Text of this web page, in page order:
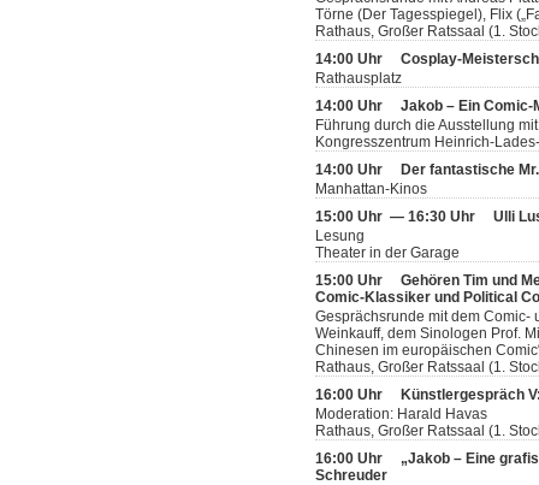
Törne (Der Tagesspiegel), Flix
Rathaus, Großer Ratssaal (1.
14:00 Uhr Cosplay-
Rathausplatz
14:00 Uhr Jakob – Ein Comic-
Führung durch die Ausstellung
Kongresszentrum Heinrich-
14:00 Uhr
Der fantastische
Manhattan-Kinos
15:00 Uhr — 16:30 Uhr Ulli
Lesung
Theater in der Garage
15:00 Uhr Gehören Tim und
Comic-Klassiker und Political
Gesprächsrunde mit dem Comic-
Weinkauff, dem Sinologen Prof.
Chinesen im europäischen
Rathaus, Großer Ratssaal (1.
16:00 Uhr
Künstlergespräch
Moderation: Harald Havas
Rathaus, Großer Ratssaal (1.
16:00 Uhr „Jakob – Eine
Schreuder